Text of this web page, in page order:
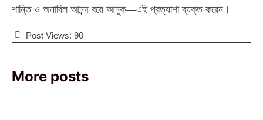
শান্তি ও অনাবিল আনন্দ বয়ে আনুক—এই প্রত্যাশা ব্যক্ত করেন।
Post Views: 90
More posts